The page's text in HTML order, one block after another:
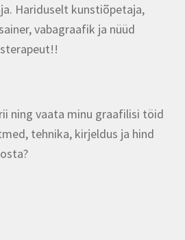
Hariduselt kunstiõpetaja,
vabagraafik ja nüüd
ning vaata minu graafilisi töid
tehnika, kirjeldus ja hind